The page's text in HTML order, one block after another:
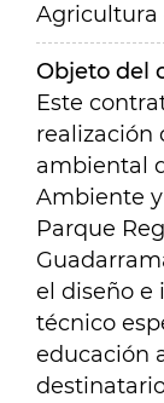
Agricultura
Objeto del
Este
realización
ambiental
Ambiente y
Parque
el diseño
técnico
educación